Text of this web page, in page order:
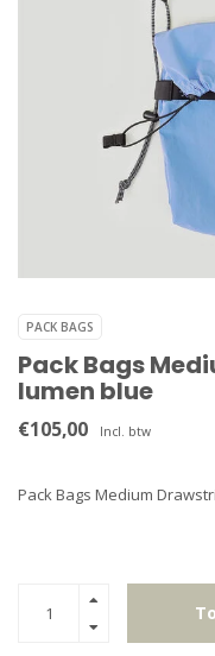
PACK BAGS
Pack Bags
lumen blue
€105,00 Incl. btw
Pack Bags Medium